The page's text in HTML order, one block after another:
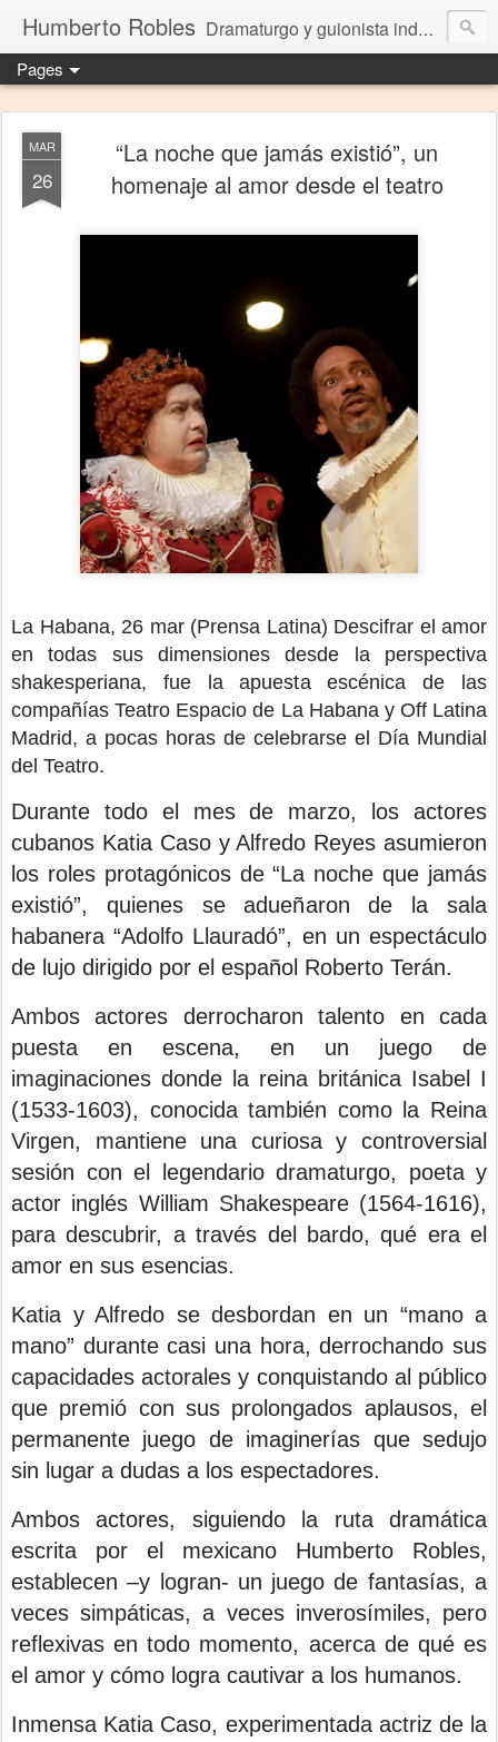
Humberto Robles Dramaturgo y guionista independiente
Pages
MAR
26
“La noche que jamás existió”, un
homenaje al amor desde el teatro
La Habana, 26 mar (Prensa Latina) Descifrar el amor
en todas sus dimensiones desde la perspectiva
shakesperiana, fue la apuesta escénica de las
compañías Teatro Espacio de La Habana y Off Latina
Madrid, a pocas horas de celebrarse el Día Mundial
del Teatro.
Durante todo el mes de marzo, los actores
cubanos Katia Caso y Alfredo Reyes asumieron
los roles protagónicos de “La noche que jamás
existió”, quienes se adueñaron de la sala
habanera “Adolfo Llauradó”, en un espectáculo
de lujo dirigido por el español Roberto Terán.
Ambos actores derrocharon talento en cada
puesta en escena, en un juego de
imaginaciones donde la reina británica Isabel I
(1533-1603), conocida también como la Reina
Virgen, mantiene una curiosa y controversial
sesión con el legendario dramaturgo, poeta y
actor inglés William Shakespeare (1564-1616),
para descubrir, a través del bardo, qué era el
amor en sus esencias.
Katia y Alfredo se desbordan en un “mano a
mano” durante casi una hora, derrochando sus
capacidades actorales y conquistando al público
que premió con sus prolongados aplausos, el
permanente juego de imaginerías que sedujo
sin lugar a dudas a los espectadores.
Ambos actores, siguiendo la ruta dramática
escrita por el mexicano Humberto Robles,
establecen –y logran- un juego de fantasías, a
veces simpáticas, a veces inverosímiles, pero
reflexivas en todo momento, acerca de qué es
el amor y cómo logra cautivar a los humanos.
Inmensa Katia Caso, experimentada actriz de la